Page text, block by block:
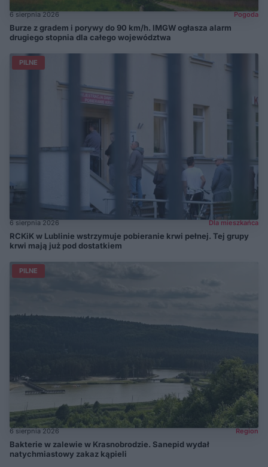
6 sierpnia 2026 Pogoda
Burze z gradem i porywy do 90 km/h. IMGW ogłasza alarm
drugiego stopnia dla całego województwa
PILNE
6 sierpnia 2026 Dla mieszkańca
RCKiK w Lublinie wstrzymuje pobieranie krwi pełnej. Tej grupy
krwi mają już pod dostatkiem
PILNE
6 sierpnia 2026 Region
Bakterie w zalewie w Krasnobrodzie. Sanepid wydał
natychmiastowy zakaz kąpieli